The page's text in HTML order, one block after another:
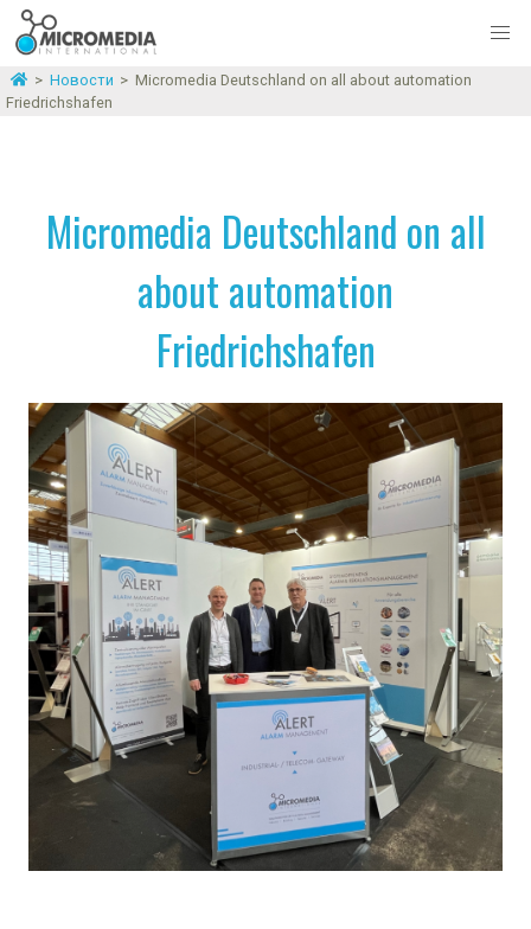
> Новости > Micromedia Deutschland on all about automation
Friedrichshafen
Micromedia Deutschland on all
about automation
Friedrichshafen